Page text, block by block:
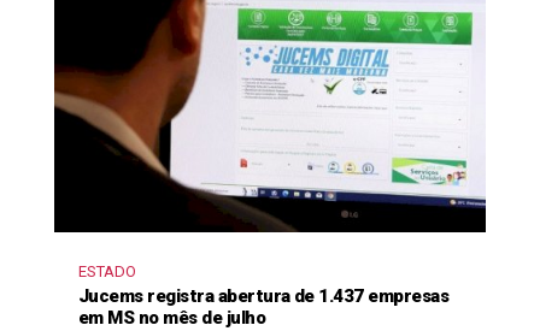
ESTADO
Jucems registra abertura de 1.437 empresas
em MS no mês de julho